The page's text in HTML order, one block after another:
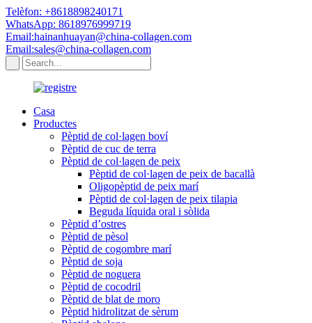
Telèfon: +8618898240171
WhatsApp: 8618976999719
Email:hainanhuayan@china-collagen.com
Email:sales@china-collagen.com
Casa
Productes
Pèptid de col·lagen boví
Pèptid de cuc de terra
Pèptid de col·lagen de peix
Pèptid de col·lagen de peix de bacallà
Oligopèptid de peix marí
Pèptid de col·lagen de peix tilapia
Beguda líquida oral i sòlida
Pèptid d’ostres
Pèptid de pèsol
Pèptid de cogombre marí
Pèptid de soja
Pèptid de noguera
Pèptid de cocodril
Pèptid de blat de moro
Pèptid hidrolitzat de sèrum